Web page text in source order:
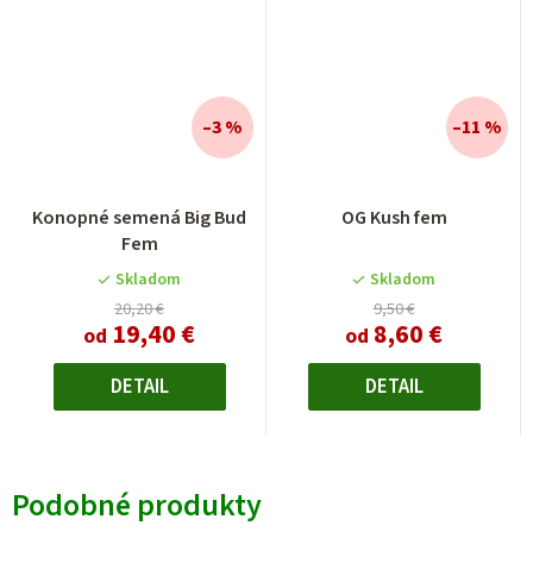
Konopné semená Big Bud
Fem
Skladom
20,20 €
od 19,40 €
–3 %
DETAIL
OG Kush fem
hodnotenie
je
5,0
z
5
hviezdičiek.
Skladom
9,50 €
od 8,60 €
–11 %
DETAIL
Podobné produkty